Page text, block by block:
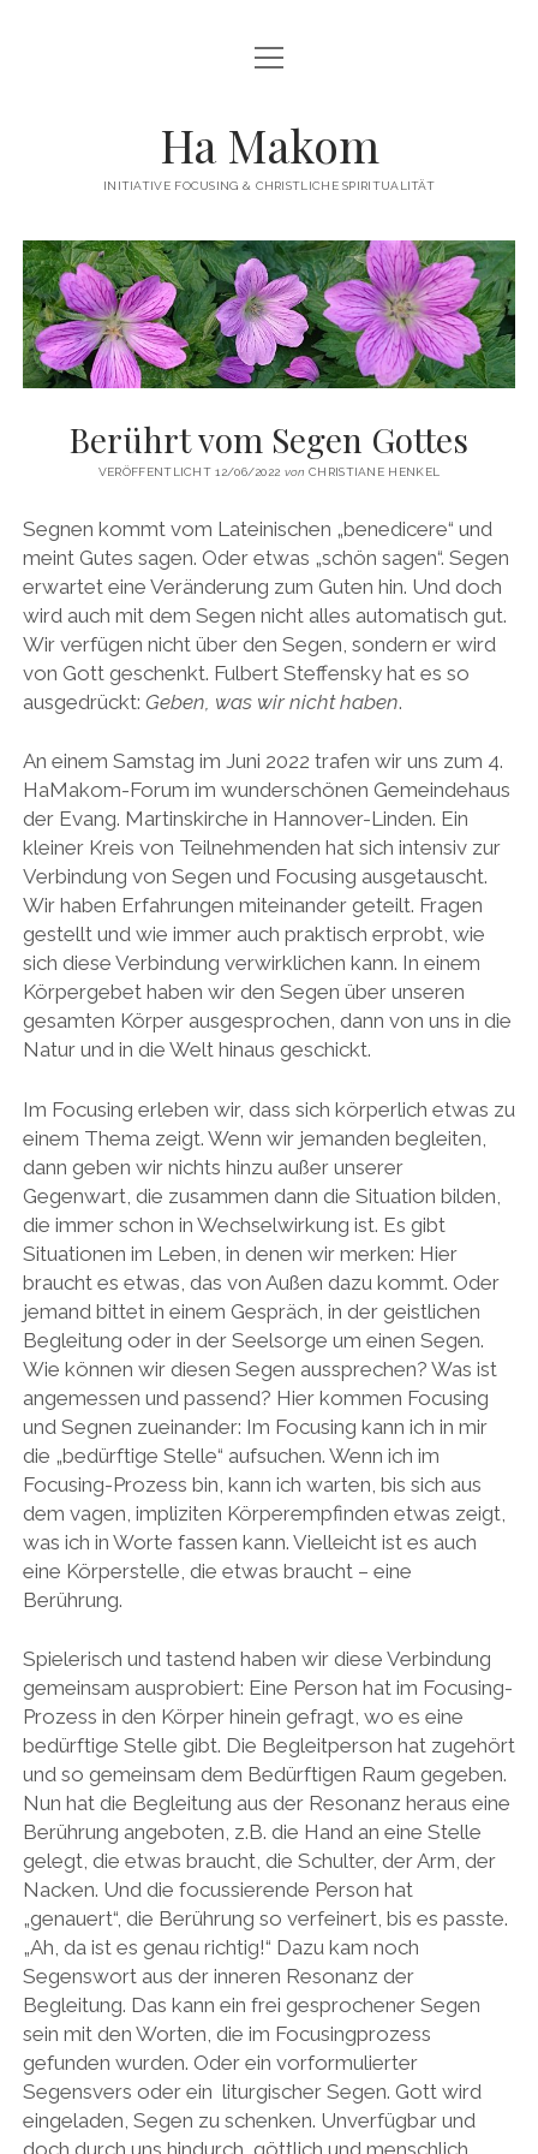
HAMAKOM
WER WIR SIND…Menü
öffnen
TERMINE
PUBLIKATIONEN
WEITERFÜHRENDE LITERATUR
LINKS
IMPRESSUM
DATENSCHUTZERKLÄRUNG
twitterfacebook
linkedin
Menü
öffnen
Ha Makom
INITIATIVE FOCUSING & CHRISTLICHE SPIRITUALITÄT
Berührt vom Segen Gottes
VERÖFFENTLICHT 12/06/2022 von CHRISTIANE HENKEL
Segnen kommt vom Lateinischen „benedicere“ und
meint Gutes sagen. Oder etwas „schön sagen“. Segen
erwartet eine Veränderung zum Guten hin. Und doch
wird auch mit dem Segen nicht alles automatisch gut.
Wir verfügen nicht über den Segen, sondern er wird
von Gott geschenkt. Fulbert Steffensky hat es so
ausgedrückt: Geben, was wir nicht haben.
An einem Samstag im Juni 2022 trafen wir uns zum 4.
HaMakom-Forum im wunderschönen Gemeindehaus
der Evang. Martinskirche in Hannover-Linden. Ein
kleiner Kreis von Teilnehmenden hat sich intensiv zur
Verbindung von Segen und Focusing ausgetauscht.
Wir haben Erfahrungen miteinander geteilt. Fragen
gestellt und wie immer auch praktisch erprobt, wie
sich diese Verbindung verwirklichen kann. In einem
Körpergebet haben wir den Segen über unseren
gesamten Körper ausgesprochen, dann von uns in die
Natur und in die Welt hinaus geschickt.
Im Focusing erleben wir, dass sich körperlich etwas zu
einem Thema zeigt. Wenn wir jemanden begleiten,
dann geben wir nichts hinzu außer unserer
Gegenwart, die zusammen dann die Situation bilden,
die immer schon in Wechselwirkung ist. Es gibt
Situationen im Leben, in denen wir merken: Hier
braucht es etwas, das von Außen dazu kommt. Oder
jemand bittet in einem Gespräch, in der geistlichen
Begleitung oder in der Seelsorge um einen Segen.
Wie können wir diesen Segen aussprechen? Was ist
angemessen und passend? Hier kommen Focusing
und Segnen zueinander: Im Focusing kann ich in mir
die „bedürftige Stelle“ aufsuchen. Wenn ich im
Focusing-Prozess bin, kann ich warten, bis sich aus
dem vagen, impliziten Körperempfinden etwas zeigt,
was ich in Worte fassen kann. Vielleicht ist es auch
eine Körperstelle, die etwas braucht – eine
Berührung.
Spielerisch und tastend haben wir diese Verbindung
gemeinsam ausprobiert: Eine Person hat im Focusing-
Prozess in den Körper hinein gefragt, wo es eine
bedürftige Stelle gibt. Die Begleitperson hat zugehört
und so gemeinsam dem Bedürftigen Raum gegeben.
Nun hat die Begleitung aus der Resonanz heraus eine
Berührung angeboten, z.B. die Hand an eine Stelle
gelegt, die etwas braucht, die Schulter, der Arm, der
Nacken. Und die focussierende Person hat
„genauert“, die Berührung so verfeinert, bis es passte.
„Ah, da ist es genau richtig!“ Dazu kam noch
Segenswort aus der inneren Resonanz der
Begleitung. Das kann ein frei gesprochener Segen
sein mit den Worten, die im Focusingprozess
gefunden wurden. Oder ein vorformulierter
Segensvers oder ein liturgischer Segen. Gott wird
eingeladen, Segen zu schenken. Unverfügbar und